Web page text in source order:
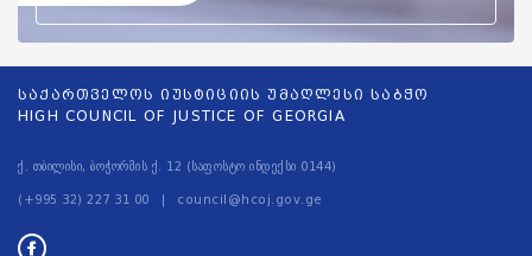
საქართველოს იუსტიციის უმაღლესი საბჭო
HIGH COUNCIL OF JUSTICE OF GEORGIA
ქ. თბილისი, ბოჭორმის ქ. 12 (საფოსტო ინდექსი 0144)
(+995 32) 227 31 00 council@hcoj.gov.ge